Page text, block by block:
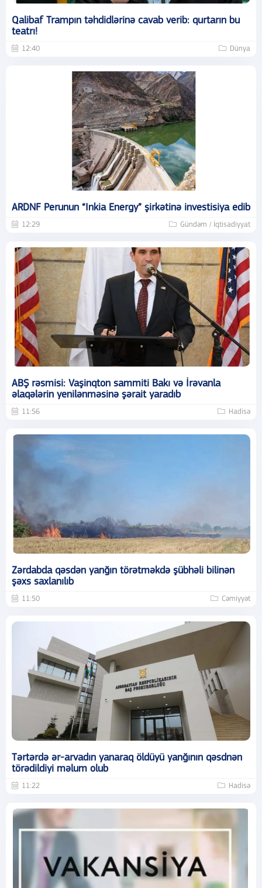
Qalibaf Trampın təhdidlərinə cavab verib: qurtarın bu
teatrı!
12:40 Dünya
ARDNF Perunun “Inkia Energy” şirkətinə investisiya edib
12:29 Gündəm / İqtisadiyyat
ABŞ rəsmisi: Vaşinqton sammiti Bakı və İrəvanla
əlaqələrin yenilənməsinə şərait yaradıb
11:56 Hadisə
Zərdabda qəsdən yanğın törətməkdə şübhəli bilinən
şəxs saxlanılıb
11:50 Cəmiyyət
Tərtərdə ər-arvadın yanaraq öldüyü yanğının qəsdnən
törədildiyi məlum olub
11:22 Hadisə